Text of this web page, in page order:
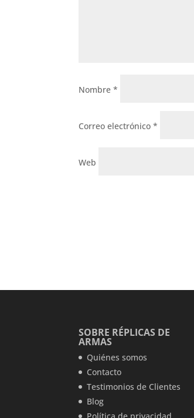
Nombre*
Correo electrónico*
Web
SOBRE RÉPLICAS DE
ARMAS
Quiénes somos
Contacto
Testimonios de Clientes
Blog